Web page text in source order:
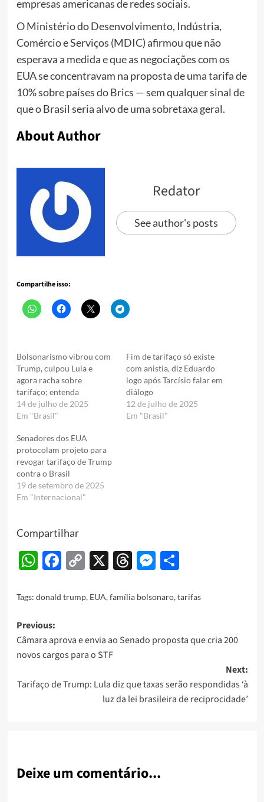
empresas americanas de redes sociais.
O Ministério do Desenvolvimento, Indústria,
Comércio e Serviços (MDIC) afirmou que não
esperava a medida e que as negociações com os
EUA se concentravam na proposta de uma tarifa de
10% sobre países do Brics — sem qualquer sinal de
que o Brasil seria alvo de uma sobretaxa geral.
About Author
Redator
See author's posts
Compartilhe isso:
Bolsonarismo vibrou com
Trump, culpou Lula e
agora racha sobre
tarifaço; entenda
14 de julho de 2025
Em "Brasil"
Fim de tarifaço só existe
com anistia, diz Eduardo
logo após Tarcísio falar em
diálogo
12 de julho de 2025
Em "Brasil"
Senadores dos EUA
protocolam projeto para
revogar tarifaço de Trump
contra o Brasil
19 de setembro de 2025
Em "Internacional"
Compartilhar
WhatsApp
Facebook
Copy
X Threads
Messenger
Share
Tags: donald trump, EUA,família bolsonaro,tarifas
Post
navigation
Previous:
Câmara aprova e envia ao Senado proposta que cria 200
novos cargos para o STF
Next:
Tarifaço de Trump: Lula diz que taxas serão respondidas ‘à
luz da lei brasileira de reciprocidade’
Deixe um comentário...